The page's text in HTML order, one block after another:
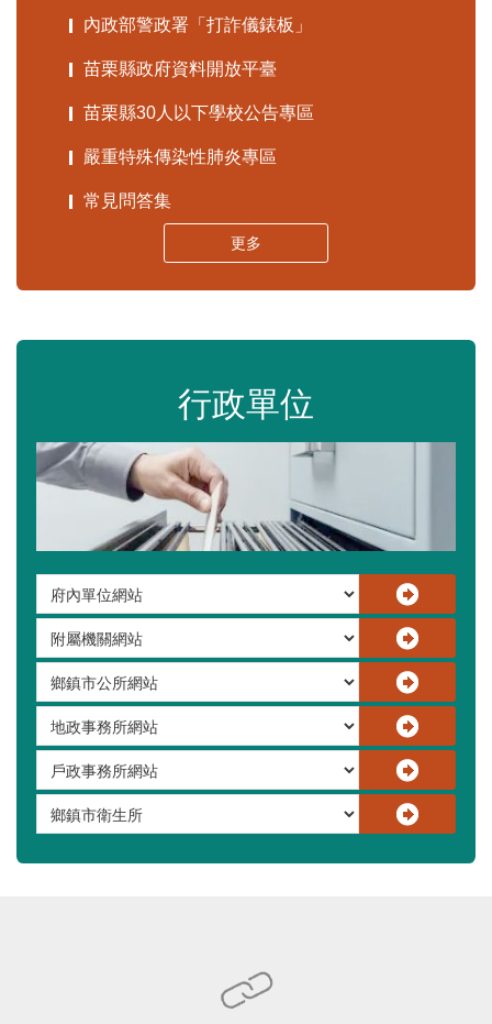
內政部警政署「打詐儀錶板」
苗栗縣政府資料開放平臺
苗栗縣30人以下學校公告專區
嚴重特殊傳染性肺炎專區
常見問答集
更多
行政單位